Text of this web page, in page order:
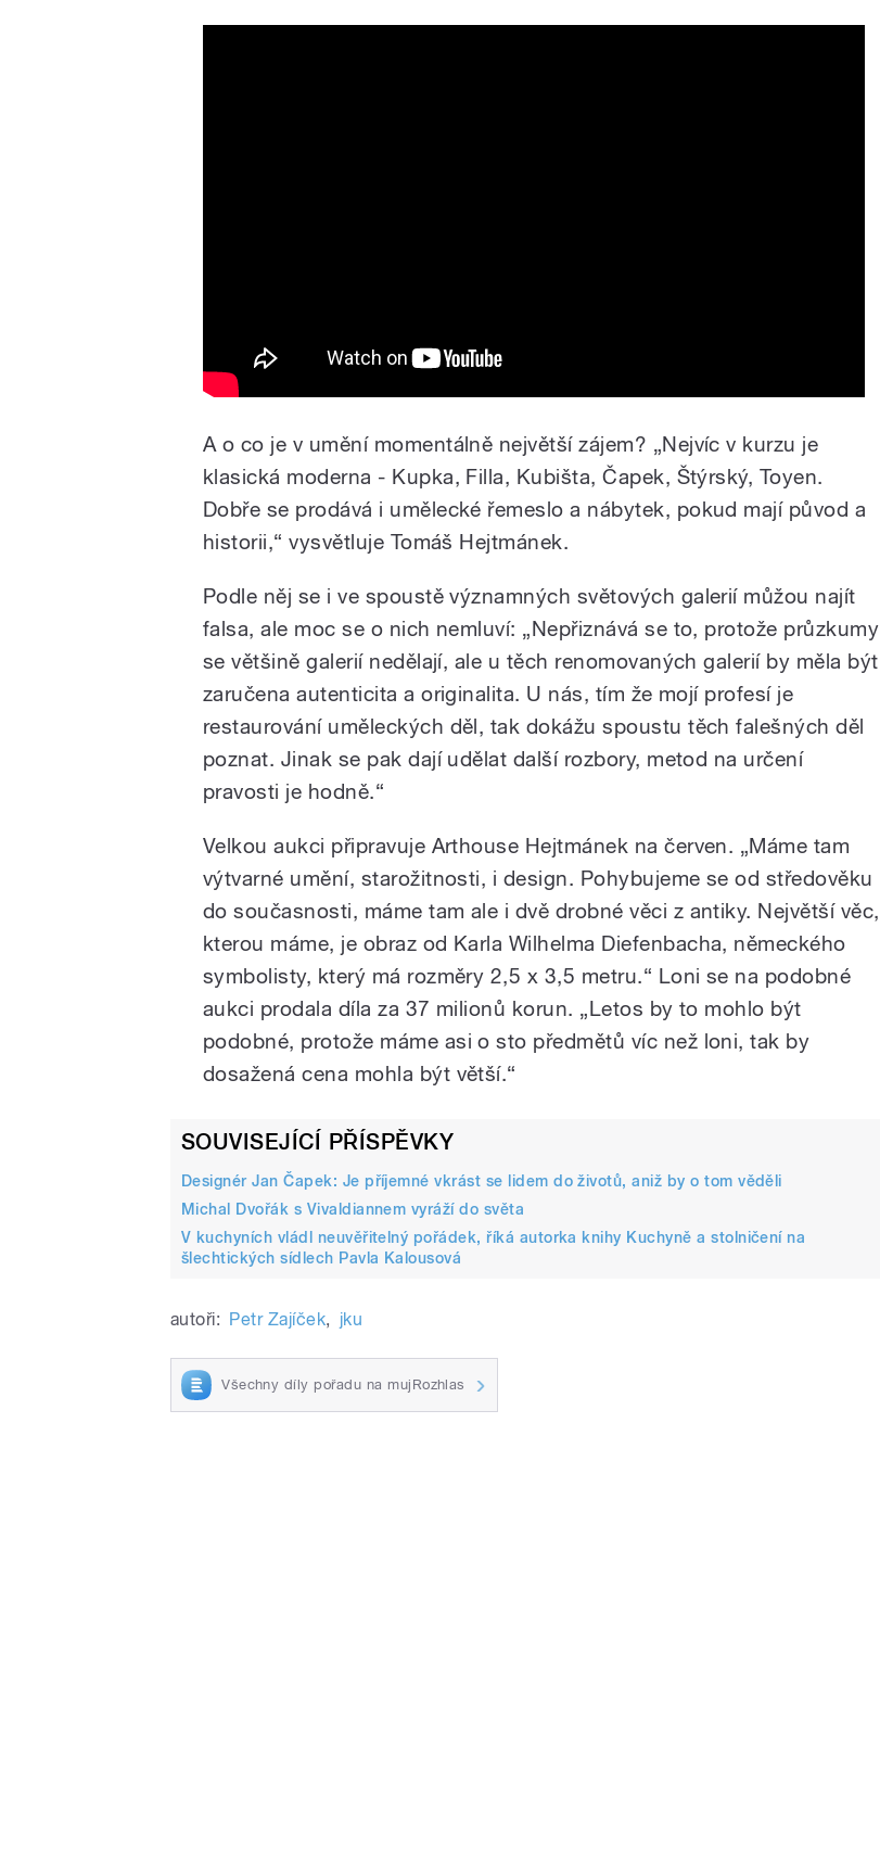
A o co je v umění momentálně největší zájem? „Nejvíc v kurzu je
klasická moderna - Kupka, Filla, Kubišta, Čapek, Štýrský, Toyen.
Dobře se prodává i umělecké řemeslo a nábytek, pokud mají původ a
historii,“ vysvětluje Tomáš Hejtmánek.
Podle něj se i ve spoustě významných světových galerií můžou najít
falsa, ale moc se o nich nemluví: „Nepřiznává se to, protože průzkumy
se většině galerií nedělají, ale u těch renomovaných galerií by měla být
zaručena autenticita a originalita. U nás, tím že mojí profesí je
restaurování uměleckých děl, tak dokážu spoustu těch falešných děl
poznat. Jinak se pak dají udělat další rozbory, metod na určení
pravosti je hodně.“
Velkou aukci připravuje Arthouse Hejtmánek na červen. „Máme tam
výtvarné umění, starožitnosti, i design. Pohybujeme se od středověku
do současnosti, máme tam ale i dvě drobné věci z antiky. Největší věc,
kterou máme, je obraz od Karla Wilhelma Diefenbacha, německého
symbolisty, který má rozměry 2,5 x 3,5 metru.“ Loni se na podobné
aukci prodala díla za 37 milionů korun. „Letos by to mohlo být
podobné, protože máme asi o sto předmětů víc než loni, tak by
dosažená cena mohla být větší.“
SOUVISEJÍCÍ PŘÍSPĚVKY
Designér Jan Čapek: Je příjemné vkrást se lidem do životů, aniž by o tom věděli
Michal Dvořák s Vivaldiannem vyráží do světa
V kuchyních vládl neuvěřitelný pořádek, říká autorka knihy Kuchyně a stolničení na
šlechtických sídlech Pavla Kalousová
autoři: Petr Zajíček, jku
Všechny díly pořadu na mujRozhlas